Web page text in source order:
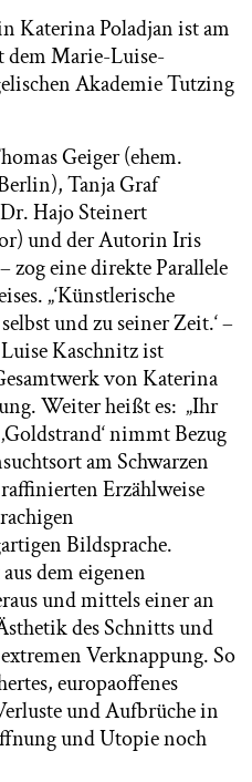
Katerina Poladjan ist am
dem Marie-Luise-
Akademie Tutzing
Geiger (ehem.
Tanja Graf
Hajo Steinert
und der Autorin Iris
zog eine direkte Parallele
„‘Künstlerische
und zu seiner Zeit.‘ –
Kaschnitz ist
von Katerina
Weiter heißt es: „Ihr
nimmt Bezug
am Schwarzen
Erzählweise
Bildsprache.
dem eigenen
und mittels einer an
des Schnitts und
Verknappung. So
europaoffenes
und Aufbrüche in
und Utopie noch